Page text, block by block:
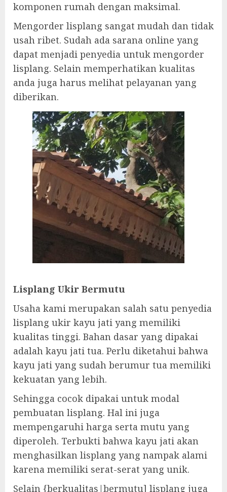
komponen rumah dengan maksimal.
Mengorder lisplang sangat mudah dan tidak
usah ribet. Sudah ada sarana online yang
dapat menjadi penyedia untuk mengorder
lisplang. Selain memperhatikan kualitas
anda juga harus melihat pelayanan yang
diberikan.
Lisplang Ukir Bermutu
Usaha kami merupakan salah satu penyedia
lisplang ukir kayu jati yang memiliki
kualitas tinggi. Bahan dasar yang dipakai
adalah kayu jati tua. Perlu diketahui bahwa
kayu jati yang sudah berumur tua memiliki
kekuatan yang lebih.
Sehingga cocok dipakai untuk modal
pembuatan lisplang. Hal ini juga
mempengaruhi harga serta mutu yang
diperoleh. Terbukti bahwa kayu jati akan
menghasilkan lisplang yang nampak alami
karena memiliki serat-serat yang unik.
Selain {berkualitas|bermutu] lisplang juga